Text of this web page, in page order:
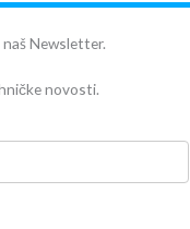
Newsletter.
novosti.